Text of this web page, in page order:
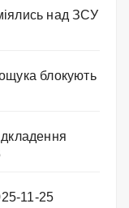
над ЗСУ
блокують
11-25